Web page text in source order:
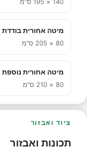
מיטה אחורית בודדת
80 × 205 ס"מ
מיטה אחורית נוספת
80 × 210 ס"מ
ציוד ואבזור
תכונות ואבזור